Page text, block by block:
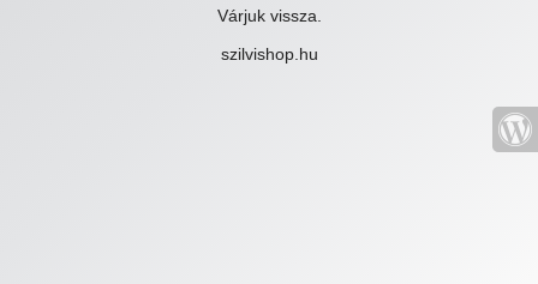
Várjuk vissza.
szilvishop.hu